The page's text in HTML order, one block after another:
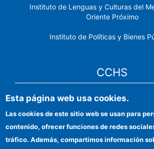
Instituto de Lenguas y Culturas del
Oriente Próximo
Instituto de Políticas y Bienes
CCHS
Sede electrónica CSIC
Identidad institucional
Información para
Esta página web usa cookies.
Las cookies de este sitio web se usan para
contenido, ofrecer funciones de redes
tráfico. Además, compartimos información